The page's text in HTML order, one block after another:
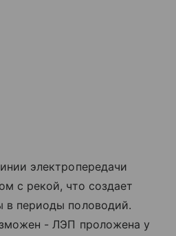
электропередачи
с рекой, что создает
в периоды половодий.
- ЛЭП проложена у